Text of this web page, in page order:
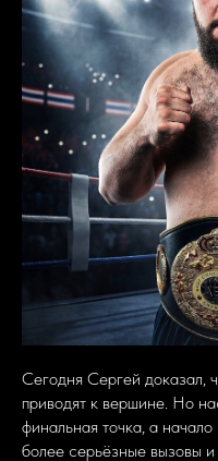
Сегодня Сергей доказал,
приводят к вершине. Но
финальная точка, а
более серьёзные вызовы и